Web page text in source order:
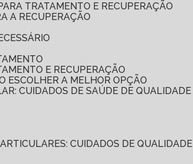
TRATAMENTO E RECUPERAÇÃO
A RECUPERAÇÃO
E RECUPERAÇÃO
ESCOLHER A MELHOR OPÇÃO
CUIDADOS DE SAÚDE DE QUALIDADE
CUIDADOS DE QUALIDADE